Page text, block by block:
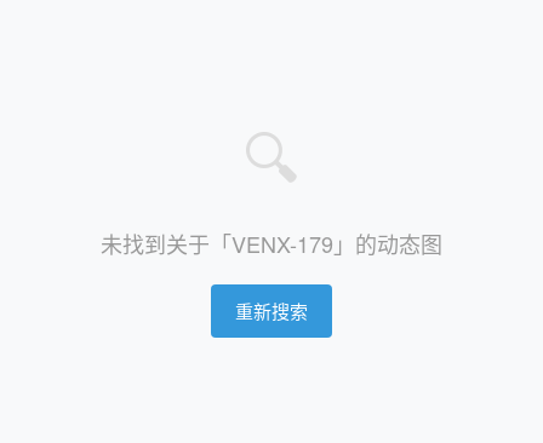
🔍
未找到关于「VENX-179」的动态图
重新搜索